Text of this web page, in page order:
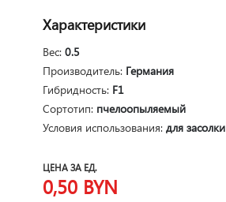
Характеристики
Вес: 0.5
Производитель: Германия
Гибридность: F1
Сортотип: пчелоопыляемый
Условия использования: для засолки
ЦЕНА ЗА ЕД.
0,50 BYN